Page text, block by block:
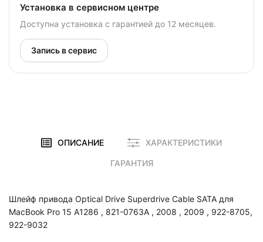
Установка в сервисном центре
Доступна установка с гарантией до 12 месяцев.
Запись в сервис
ОПИСАНИЕ ХАРАКТЕРИСТИКИ
ГАРАНТИЯ
Шлейф привода Optical Drive Superdrive Cable SATA для
MacBook Pro 15 A1286 , 821-0763A , 2008 , 2009 , 922-8705,
922-9032